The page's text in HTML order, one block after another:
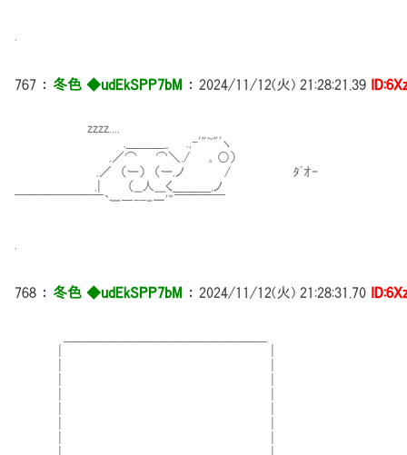
767 ： 冬色 ◆udEkSPP7bM ： 2024/11/12(火) 21:28:21.39
zzzz....
.＿＿＿_ .,-'"~"'ヽ
.／⌒ ⌒＼./ 。○）
.／ （ー） （ー.ノ / ﾀﾞｵｰ
.| （__人___く＿＿＿,ノ
￣￣￣￣￣￣￣`ー―--‐一'"￣￣￣￣
768 ： 冬色 ◆udEkSPP7bM ： 2024/11/12(火) 21:28:31.70